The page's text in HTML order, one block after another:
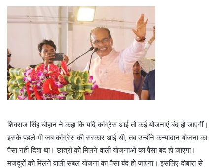
शिवराज सिंह चौहान ने कहा कि यदि कांग्रेस आई तो कई योजनाएं बंद हो जाएगीं।
इसके पहले भी जब कांग्रेस की सरकार आई थी, तब उन्होंने कन्यादान योजना का
पैसा नहीं दिया था। छात्रों को मिलने वाली योजनाओं का पैसा बंद हो जाएगा।
मजदूरों को मिलने वाली संबल योजना का पैसा बंद हो जाएगा। इसलिए दोबारा से